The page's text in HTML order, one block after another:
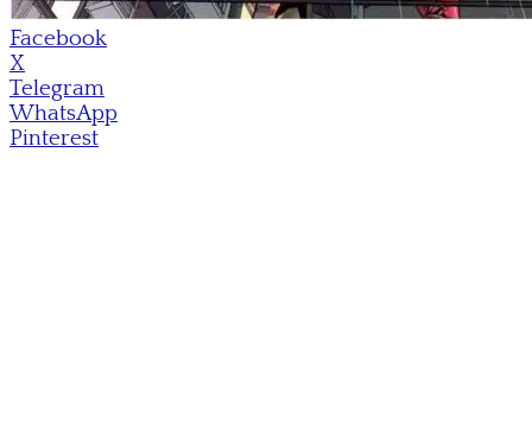
Facebook
X
Telegram
WhatsApp
Pinterest